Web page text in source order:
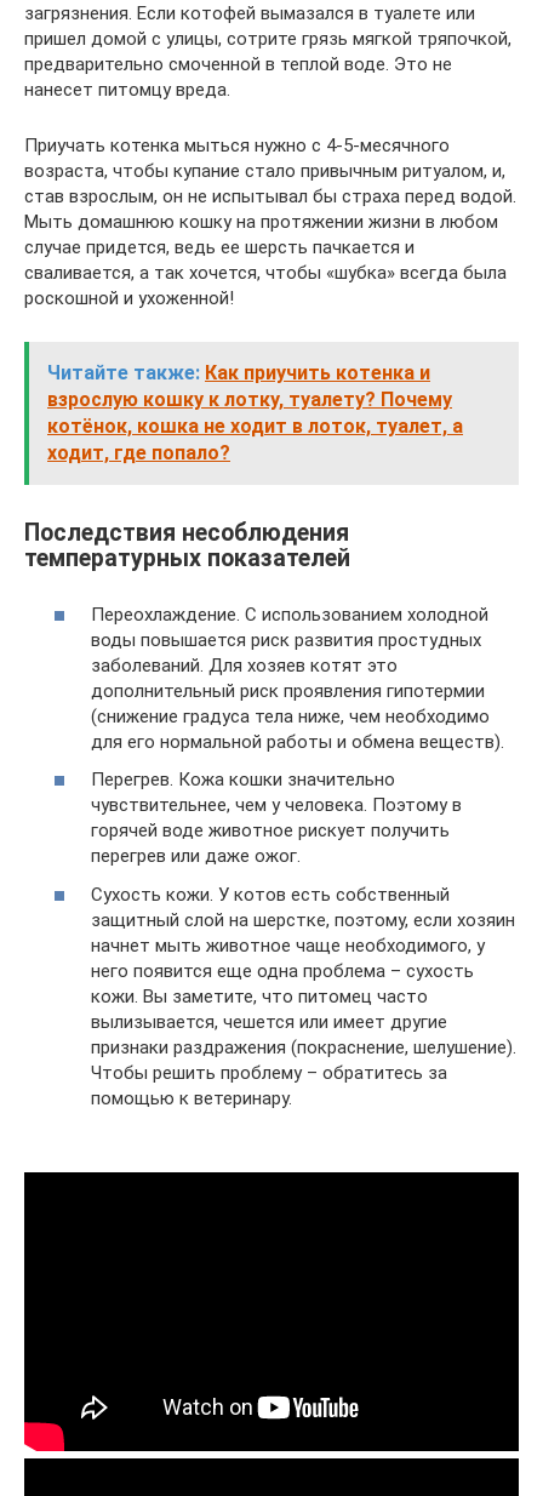
загрязнения. Если котофей вымазался в туалете или
пришел домой с улицы, сотрите грязь мягкой тряпочкой,
предварительно смоченной в теплой воде. Это не
нанесет питомцу вреда.
Приучать котенка мыться нужно с 4-5-месячного
возраста, чтобы купание стало привычным ритуалом, и,
став взрослым, он не испытывал бы страха перед водой.
Мыть домашнюю кошку на протяжении жизни в любом
случае придется, ведь ее шерсть пачкается и
сваливается, а так хочется, чтобы «шубка» всегда была
роскошной и ухоженной!
Читайте также: Как приучить котенка и
взрослую кошку к лотку, туалету? Почему
котёнок, кошка не ходит в лоток, туалет, а
ходит, где попало?
Последствия несоблюдения
температурных показателей
Переохлаждение. С использованием холодной
воды повышается риск развития простудных
заболеваний. Для хозяев котят это
дополнительный риск проявления гипотермии
(снижение градуса тела ниже, чем необходимо
для его нормальной работы и обмена веществ).
Перегрев. Кожа кошки значительно
чувствительнее, чем у человека. Поэтому в
горячей воде животное рискует получить
перегрев или даже ожог.
Сухость кожи. У котов есть собственный
защитный слой на шерстке, поэтому, если хозяин
начнет мыть животное чаще необходимого, у
него появится еще одна проблема – сухость
кожи. Вы заметите, что питомец часто
вылизывается, чешется или имеет другие
признаки раздражения (покраснение, шелушение).
Чтобы решить проблему – обратитесь за
помощью к ветеринару.